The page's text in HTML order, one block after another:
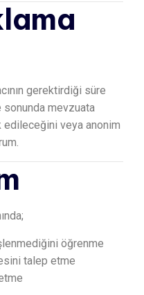
gerektirdiği süre
sonunda mevzuata
veya anonim
öğrenme
talep etme